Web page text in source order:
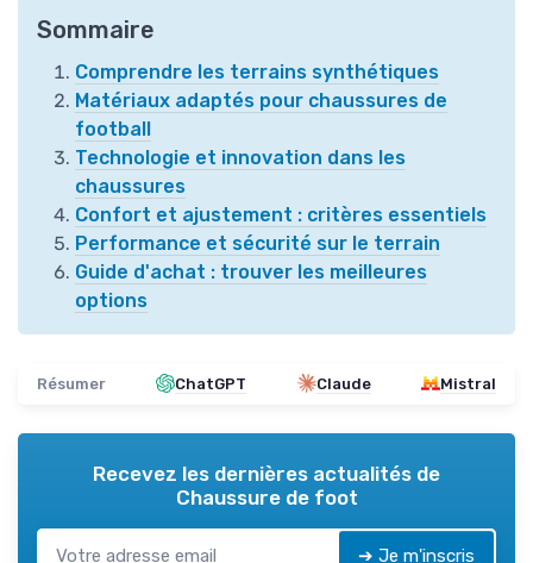
Sommaire
Comprendre les terrains synthétiques
Matériaux adaptés pour chaussures de
football
Technologie et innovation dans les
chaussures
Confort et ajustement : critères essentiels
Performance et sécurité sur le terrain
Guide d'achat : trouver les meilleures
options
Résumer ChatGPT Claude Mistral
Recevez les dernières actualités de
Chaussure de foot
➔ Je m'inscris